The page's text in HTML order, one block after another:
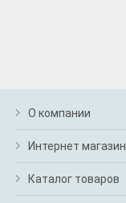
О компании
Интернет магазин
Каталог товаров